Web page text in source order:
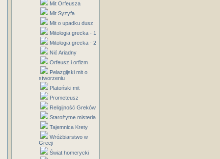
Mit Orfeusza
Mit Syzyfa
Mit o upadku dusz
Mitologia grecka - 1
Mitologia grecka - 2
Nić Ariadny
Orfeusz i orfizm
Pelazgijski mit o
stworzeniu
Platoński mit
Prometeusz
Religijność Greków
Starożytne misteria
Tajemnica Krety
Wróżbiarstwo w
Grecji
Świat homerycki